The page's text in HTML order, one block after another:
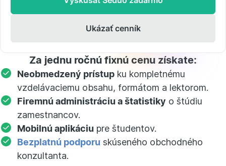
Za jednu ročnú fixnú cenu získate:
Neobmedzený prístup ku kompletnému
vzdelávaciemu obsahu, formátom a lektorom.
Firemnú administráciu a štatistiky o štúdiu
zamestnancov.
Mobilnú aplikáciu pre študentov.
Bezplatnú podporu skúseného obchodného
konzultanta.
Ukázať cenník